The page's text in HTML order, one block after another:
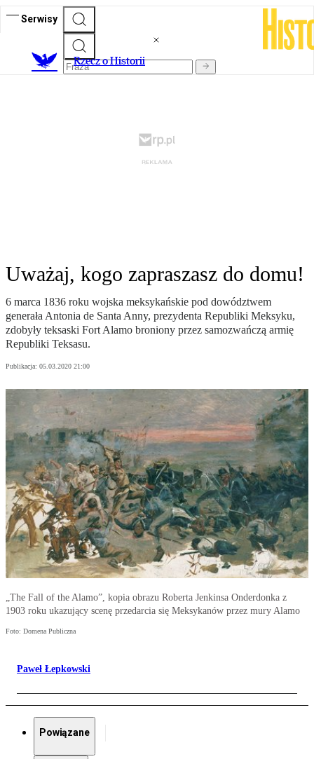
Serwisy
Rzecz o Historii
Uważaj, kogo zapraszasz do domu!
6 marca 1836 roku wojska meksykańskie pod dowództwem
generała Antonia de Santa Anny, prezydenta Republiki Meksyku,
zdobyły teksaski Fort Alamo broniony przez samozwańczą armię
Republiki Teksasu.
Publikacja: 05.03.2020 21:00
„The Fall of the Alamo”, kopia obrazu Roberta Jenkinsa Onderdonka z
1903 roku ukazujący scenę przedarcia się Meksykanów przez mury Alamo
Foto: Domena Publiczna
Paweł Łepkowski
Powiązane